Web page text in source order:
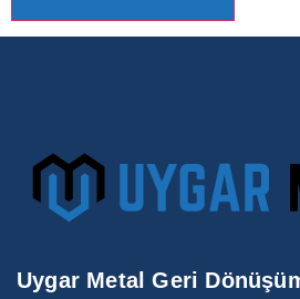
Uygar Metal Geri